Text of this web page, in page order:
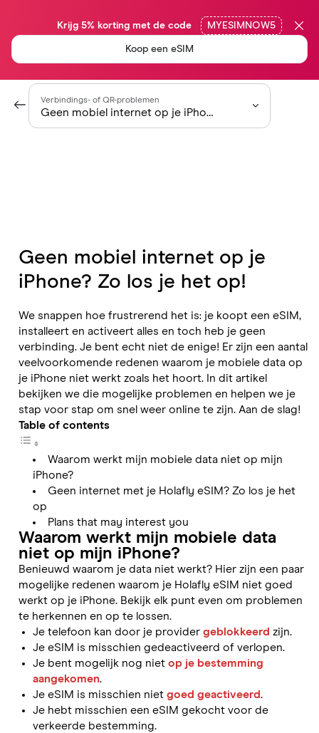
MYESIMNOW5
Koop een eSIM
Verbindings- of QR-problemen
Geen mobiel internet op je iPhone? Zo los je het op!
Geen mobiel internet op je
iPhone? Zo los je het op!
We snappen hoe frustrerend het is: je koopt een eSIM,
installeert en activeert alles en toch heb je geen
verbinding. Je bent echt niet de enige! Er zijn een aantal
veelvoorkomende redenen waarom je mobiele data op
je iPhone niet werkt zoals het hoort. In dit artikel
bekijken we die mogelijke problemen en helpen we je
stap voor stap om snel weer online te zijn. Aan de slag!
Table of contents
Waarom werkt mijn mobiele data niet op mijn
iPhone?
Geen internet met je Holafly eSIM? Zo los je het
op
Plans that may interest you
Waarom werkt mijn mobiele data
niet op mijn iPhone?
Benieuwd waarom je data niet werkt? Hier zijn een paar
mogelijke redenen waarom je Holafly eSIM niet goed
werkt op je iPhone. Bekijk elk punt even om problemen
te herkennen en op te lossen.
Je telefoon kan door je provider geblokkeerd zijn.
Je eSIM is misschien gedeactiveerd of verlopen.
Je bent mogelijk nog niet op je bestemming
aangekomen.
Je eSIM is misschien niet goed geactiveerd.
Je hebt misschien een eSIM gekocht voor de
verkeerde bestemming.